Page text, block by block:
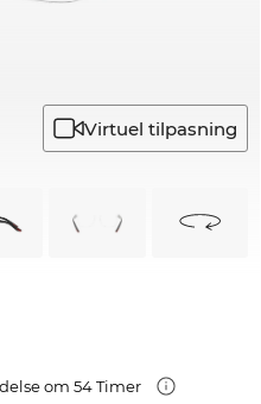
Virtuel tilpasning
om 54 Timer